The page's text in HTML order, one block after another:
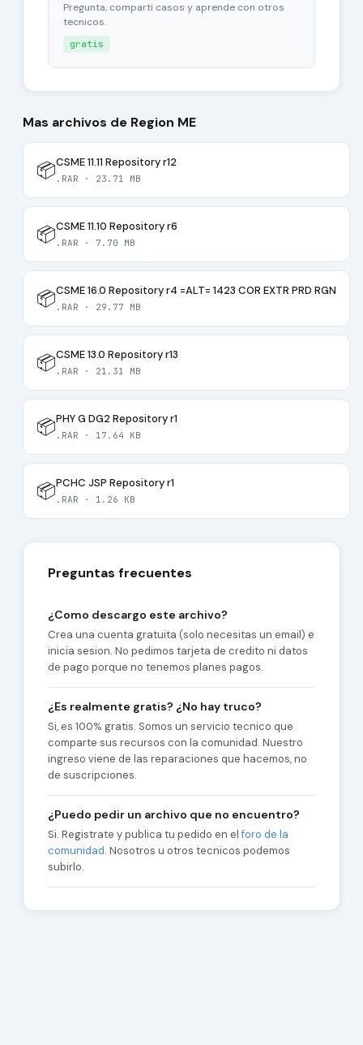
Pregunta, comparti casos y aprende con otros
tecnicos.
gratis
Mas archivos de Region ME
📦CSME 11.11 Repository r12
.RAR · 23.71 MB
📦CSME 11.10 Repository r6
.RAR · 7.70 MB
📦CSME 16.0 Repository r4 =ALT= 1423 COR EXTR PRD RGN
.RAR · 29.77 MB
📦CSME 13.0 Repository r13
.RAR · 21.31 MB
📦PHY G DG2 Repository r1
.RAR · 17.64 KB
📦PCHC JSP Repository r1
.RAR · 1.26 KB
Preguntas frecuentes
¿Como descargo este archivo?
Crea una cuenta gratuita (solo necesitas un email) e
inicia sesion. No pedimos tarjeta de credito ni datos
de pago porque no tenemos planes pagos.
¿Es realmente gratis? ¿No hay truco?
Si, es 100% gratis. Somos un servicio tecnico que
comparte sus recursos con la comunidad. Nuestro
ingreso viene de las reparaciones que hacemos, no
de suscripciones.
¿Puedo pedir un archivo que no encuentro?
Si. Registrate y publica tu pedido en elforo de la
comunidad. Nosotros u otros tecnicos podemos
subirlo.